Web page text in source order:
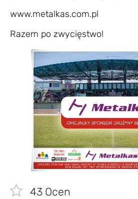
www.metalkas.com.pl
Razem po zwycięstwo!
43 Ocen